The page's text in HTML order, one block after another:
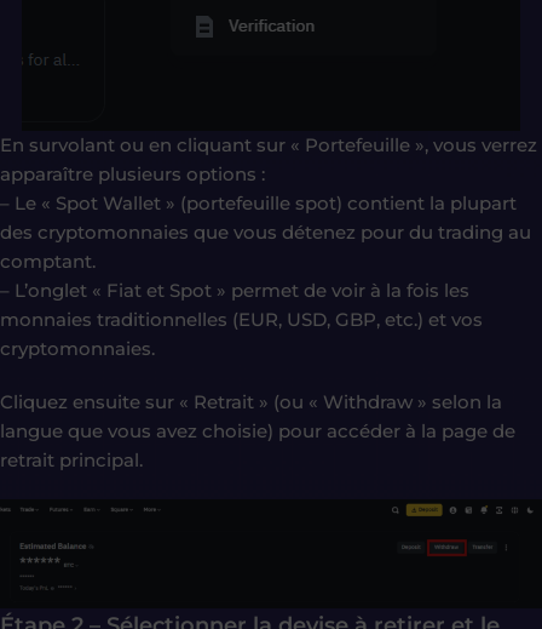
En survolant ou en cliquant sur « Portefeuille », vous verrez
apparaître plusieurs options :
– Le « Spot Wallet » (portefeuille spot) contient la plupart
des cryptomonnaies que vous détenez pour du trading au
comptant.
– L’onglet « Fiat et Spot » permet de voir à la fois les
monnaies traditionnelles (EUR, USD, GBP, etc.) et vos
cryptomonnaies.
Cliquez ensuite sur « Retrait » (ou « Withdraw » selon la
langue que vous avez choisie) pour accéder à la page de
retrait principal.